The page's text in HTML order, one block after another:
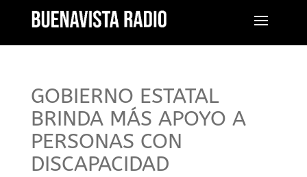
GOBIERNO ESTATAL
BRINDA MÁS APOYO A
PERSONAS CON
DISCAPACIDAD